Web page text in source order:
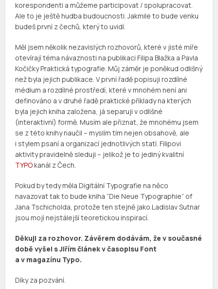
korespondenti a můžeme participovat / spolupracovat.
Ale to je ještě hudba budoucnosti. Jakmile to bude venku
budeš první z čechů, který to uvidí.
Měl jsem několik nezavislých rozhovorů, které v jisté míře
otevírají téma návaznosti na publikaci Filipa Blažka a Pavla
Kočičky Praktická typografie. Můj záměr je poněkud odlišný
než byla jejich publikace. V první řadě popisuji rozdílné
médium a rozdílné prostředí, které v mnohém není ani
definováno a v druhé řadě praktické příklady na kterých
byla jejich kniha založena, já separuji v odlišné
(interaktivní) formě. Musím ale přiznat, že mnohému jsem
se z této knihy naučil – myslím tím nejen obsahově, ale
i stylem psaní a organizací jednotlivých statí. Filipovi
aktivity pravidelně sleduji – jelikož je to jediný kvalitní
TYPOkanál z Čech.
Pokud by tedy měla Digitální Typografie na něco
navazovat tak to bude kniha “Die Neue Typographie” of
Jana Tschicholda, protože ten stejně jako Ladislav Sutnar
jsou mojí nejstálejší teoretickou inspirací.
Děkuji za rozhovor. Závěrem dodávám, že v současné
době vyšel s Jiřím článek v časopisu Font
a v magazínu Typo.
Díky za pozvání.